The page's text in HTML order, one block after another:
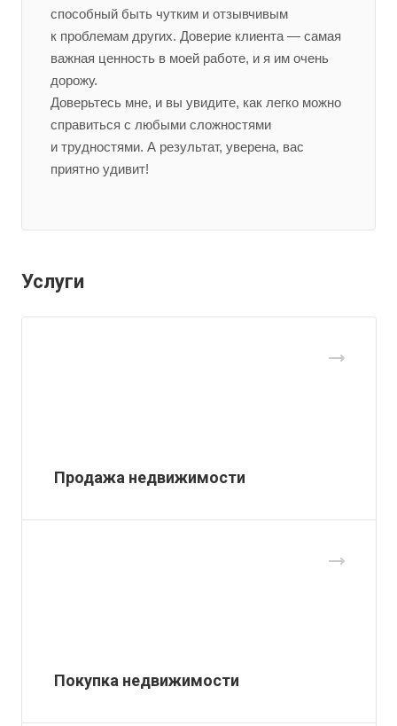
способный быть чутким и отзывчивым
к проблемам других. Доверие клиента — самая
важная ценность в моей работе, и я им очень
дорожу.
Доверьтесь мне, и вы увидите, как легко можно
справиться с любыми сложностями
и трудностями. А результат, уверена, вас
приятно удивит!
Услуги
Продажа недвижимости
Покупка недвижимости